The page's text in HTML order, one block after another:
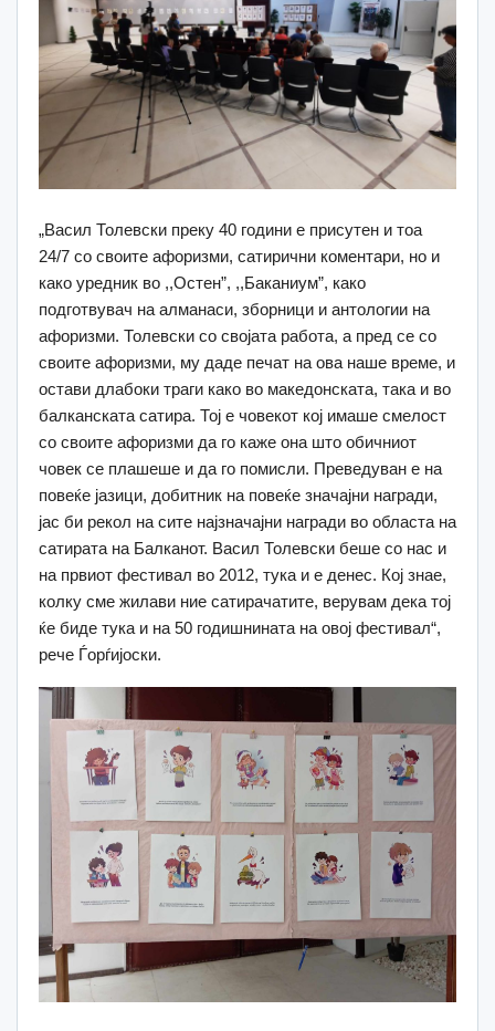
„Васил Толевски преку 40 години е присутен и тоа
24/7 со своите афоризми, сатирични коментари, но и
како уредник во ,,Остен”, ,,Баканиум”, како
подготвувач на алманаси, зборници и антологии на
афоризми. Толевски со својата работа, a пред се со
своите афоризми, му даде печат на ова наше време, и
остави длабоки траги како во македонската, така и во
балканската сатира. Тој е човекот кој имаше смелост
со своите афоризми да го каже она што обичниот
човек се плашеше и да го помисли. Преведуван е на
повеќе јазици, добитник на повеќе значајни награди,
јас би рекол на сите најзначајни награди во областа на
сатирата на Балканот. Васил Толевски беше со нас и
на првиот фестивал во 2012, тука и е денес. Кој знае,
колку сме жилави ние сатирачатите, верувам дека тој
ќе биде тука и на 50 годишнината на овој фестивал“,
рече Ѓорѓијоски.